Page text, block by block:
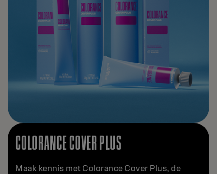
COLORANCE COVER PLUS
Maak kennis met Colorance Cover Plus, de